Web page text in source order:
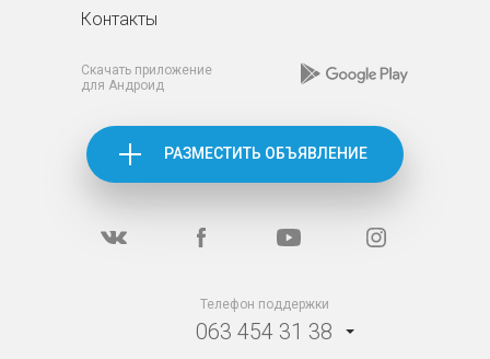
Контакты
Скачать приложение
для Андроид
РАЗМЕСТИТЬ ОБЪЯВЛЕНИЕ
Телефон поддержки
063 454 31 38